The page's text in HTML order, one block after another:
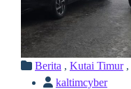
Berita , Kutai Timur,
kaltimcyber